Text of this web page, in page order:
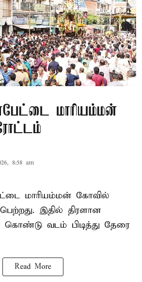
மாரியம்மன்
8:58 am
மாரியம்மன் கோவில்
இதில் திரளான
கொண்டு வடம் பிடித்து தேரை
Read More